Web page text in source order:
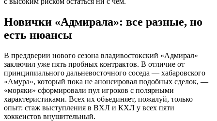
Новички «Адмирала»: все разные, но
есть нюансы
В преддверии нового сезона владивостокский «Адмирал»
заключил уже пять пробных контрактов. В отличие от
принципиального дальневосточного соседа — хабаровского
«Амура», который пока не анонсировал подобных сделок, —
«моряки» сформировали пул игроков с полярными
характеристиками. Всех их объединяет, пожалуй, только
опыт: стаж выступления в ВХЛ и КХЛ у всех пяти
хоккеистов внушительный.